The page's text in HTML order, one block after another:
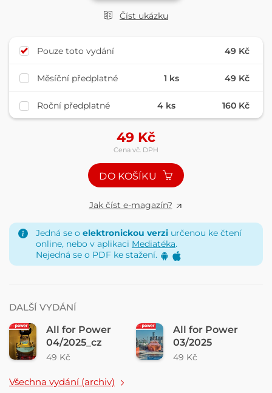
Číst ukázku
Pouze toto vydání 49 Kč
Měsíční předplatné 1 ks 49 Kč
Roční předplatné 4 ks 160 Kč
49 Kč
Cena vč. DPH
DO KOŠÍKU
Jak číst e-magazín?
Jedná se o elektronickou verzi určenou ke čtení
online, nebo v aplikaci Mediatéka.
Nejedná se o PDF ke stažení.
DALŠÍ VYDÁNÍ
All for Power
04/2025_cz
49 Kč
All for Power
03/2025
49 Kč
Všechna vydání (archiv)